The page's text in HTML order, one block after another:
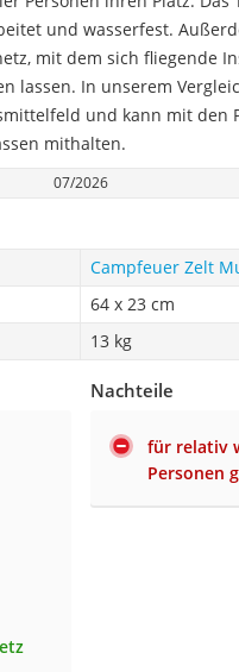
und wasserfest.
mit dem sich fliegende
lassen. In unserem
und kann mit den
mithalten.
07/2026
Campfeuer Zelt
64 x 23 cm
13 kg
Nachteile
für relativ
Personen